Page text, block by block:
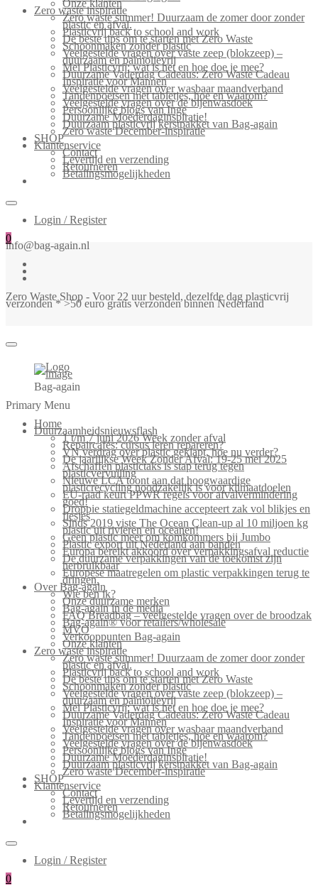
Onze klanten
Zero waste inspiratie
Zero waste summer! Duurzaam de zomer door zonder
plastic en afval.
Plasticvrij back to school and work
De beste tips om te starten met Zero Waste
Schoonmaken zonder plastic
Veelgestelde vragen over vaste zeep (blokzeep) –
duurzaam en palmolievrij
Mei Plasticvrij: wat is het en hoe doe je mee?
Duurzame Vaderdag Cadeaus: Zero Waste Cadeau
Inspiratie voor Mannen
Veelgestelde vragen over wasbaar maandverband
Tandenpoetsen met tabletjes, hoe en waarom?
Veelgestelde vragen over de bijenwasdoek
Persoonlijke blogs van Inge
Duurzame Moederdaginspiratie!
Duurzaam plasticvrij kerstpakket van Bag-again
Zero waste December-inspiratie
SHOP
Klantenservice
Contact
Levertijd en verzending
Retourneren
Betalingsmogelijkheden
Login / Register
0
info@bag-again.nl
Zero Waste Shop - Voor 22 uur besteld, dezelfde dag plasticvrij
verzonden * >50 euro gratis verzonden binnen Nederland
Bag-again
Primary Menu
Home
Duurzaamheidsnieuwsflash
1 t/m 7 juni 2026 Week zonder afval
Repaircafés: cursus leren repareren?
VN verdrag over plastic geklapt, hoe nu verder?
De jaarlijkse Week Zonder Afval: 19-25 mei 2025
Afschaffen plastictaks is stap terug tegen
plasticvervuiling
Nieuwe LCA toont aan dat hoogwaardige
plasticrecycling noodzakelijk is voor klimaatdoelen
EU-raad keurt PPWR regels voor afvalvermindering
goed!
Droppie statiegeldmachine accepteert zak vol blikjes en
flesjes
Sinds 2019 viste The Ocean Clean-up al 10 miljoen kg
plastic uit rivieren en oceanen!
Geen plastic meer om komkommers bij Jumbo
Plastic export uit Nederland aan banden
Europa bereikt akkoord over verpakkingsafval reductie
De duurzame verpakkingen van de toekomst zijn
herbruikbaar
Europese maatregelen om plastic verpakkingen terug te
dringen.
Over Bag-again
Wie ben ik?
Onze duurzame merken
Bag-again in de media
FAQ Breadbag – veelgestelde vragen over de broodzak
Bag-again® voor retailers/wholesale
MVO
Verkooppunten Bag-again
Onze klanten
Zero waste inspiratie
Zero waste summer! Duurzaam de zomer door zonder
plastic en afval.
Plasticvrij back to school and work
De beste tips om te starten met Zero Waste
Schoonmaken zonder plastic
Veelgestelde vragen over vaste zeep (blokzeep) –
duurzaam en palmolievrij
Mei Plasticvrij: wat is het en hoe doe je mee?
Duurzame Vaderdag Cadeaus: Zero Waste Cadeau
Inspiratie voor Mannen
Veelgestelde vragen over wasbaar maandverband
Tandenpoetsen met tabletjes, hoe en waarom?
Veelgestelde vragen over de bijenwasdoek
Persoonlijke blogs van Inge
Duurzame Moederdaginspiratie!
Duurzaam plasticvrij kerstpakket van Bag-again
Zero waste December-inspiratie
SHOP
Klantenservice
Contact
Levertijd en verzending
Retourneren
Betalingsmogelijkheden
Login / Register
0